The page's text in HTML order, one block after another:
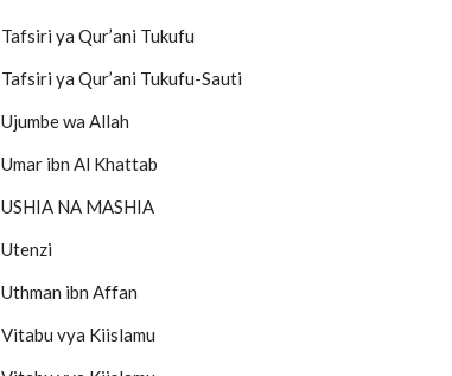
Tafsiri ya Qur’ani Tukufu
Tafsiri ya Qur’ani Tukufu-Sauti
Ujumbe wa Allah
Umar ibn Al Khattab
USHIA NA MASHIA
Utenzi
Uthman ibn Affan
Vitabu vya Kiislamu